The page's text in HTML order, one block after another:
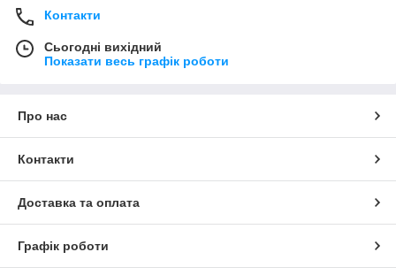
Контакти
Сьогодні вихідний
Показати весь графік роботи
Про нас
Контакти
Доставка та оплата
Графік роботи